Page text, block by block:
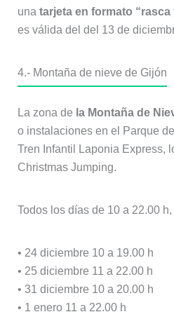
una tarjeta en formato “rasca
es válida del del 13 de
4.- Montaña de nieve de Gijón
La zona de la Montaña de
o instalaciones en el Parque
Tren Infantil Laponia Express,
Christmas Jumping.
Todos los días de 10 a 22.00
• 24 diciembre 10 a 19.00 h
• 25 diciembre 11 a 22.00 h
• 31 diciembre 10 a 20.00 h
• 1 enero 11 a 22.00 h